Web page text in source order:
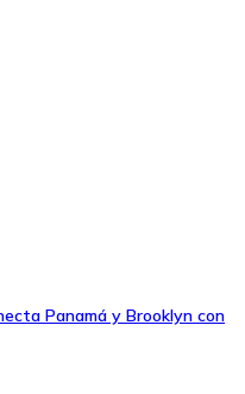
Panamá y Brooklyn con